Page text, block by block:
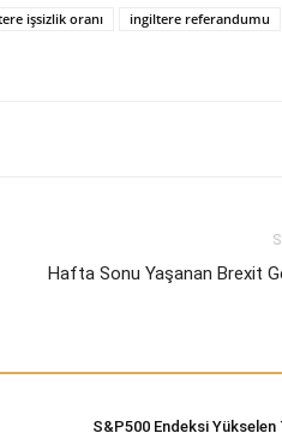
işsizlik oranı ingiltere referandumu
Hafta Sonu Yaşanan Brexit
S&P500 Endeksi Yükselen